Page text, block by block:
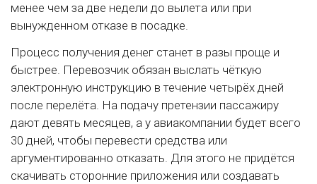
менее чем за две недели до вылета или при
вынужденном отказе в посадке.
Процесс получения денег станет в разы проще и
быстрее. Перевозчик обязан выслать чёткую
электронную инструкцию в течение четырёх дней
после перелёта. На подачу претензии пассажиру
дают девять месяцев, а у авиакомпании будет всего
30 дней, чтобы перевести средства или
аргументированно отказать. Для этого не придётся
скачивать сторонние приложения или создавать